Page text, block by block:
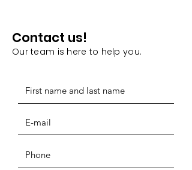
Contact us!
Our team is here to help you.